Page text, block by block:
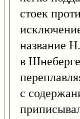
стоек
название
в
с